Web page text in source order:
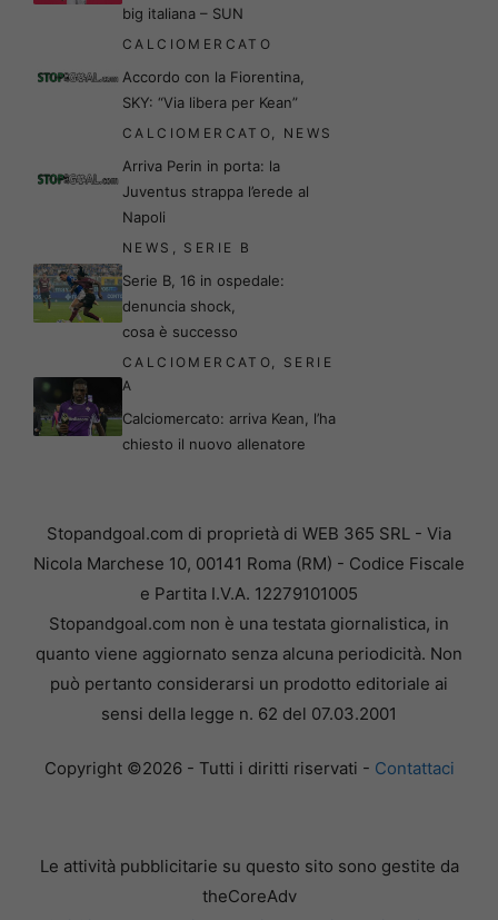
big italiana – SUN
CALCIOMERCATO
Accordo con la Fiorentina,
SKY: “Via libera per Kean”
CALCIOMERCATO NEWS
Arriva Perin in porta: la
Juventus strappa l’erede al
Napoli
NEWS SERIE B
Serie B, 16 in ospedale:
denuncia shock,
cosa è successo
CALCIOMERCATO
SERIE
A
Calciomercato: arriva Kean, l’ha
chiesto il nuovo allenatore
Stopandgoal.com di proprietà di WEB 365 SRL - Via
Nicola Marchese 10, 00141 Roma (RM) - Codice Fiscale
e Partita I.V.A. 12279101005
Stopandgoal.com non è una testata giornalistica, in
quanto viene aggiornato senza alcuna periodicità. Non
può pertanto considerarsi un prodotto editoriale ai
sensi della legge n. 62 del 07.03.2001
Copyright ©2026 - Tutti i diritti riservati - Contattaci
Le attività pubblicitarie su questo sito sono gestite da
theCoreAdv